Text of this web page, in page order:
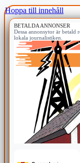
Hoppa till innehåll
BETALDA ANNONSER
Dessa annonsytor är betald
lokala journalistiken.